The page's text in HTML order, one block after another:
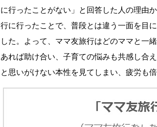
に行ったことがない」と回答した人の理由
行に行ったことで、普段とは違う一面を目
した。よって、ママ友旅行はどのママと一
あれば助け合い、子育ての悩みも共感し合
と思いがけない本性を見てしまい、疲労も